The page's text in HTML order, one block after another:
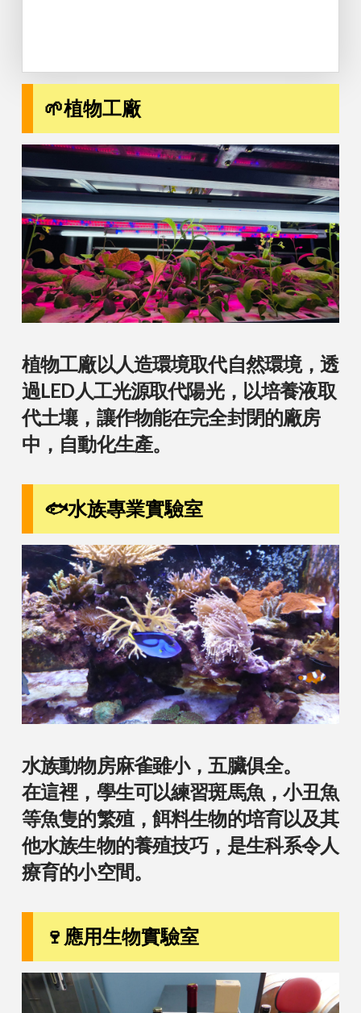
🌱植物工廠
植物工廠以人造環境取代自然環境，透
過LED人工光源取代陽光，以培養液取
代土壤，讓作物能在完全封閉的廠房
中，自動化生產。
🐟水族專業實驗室
水族動物房麻雀雖小，五臟俱全。
在這裡，學生可以練習斑馬魚，小丑魚
等魚隻的繁殖，餌料生物的培育以及其
他水族生物的養殖技巧，是生科系令人
療育的小空間。
🍷應用生物實驗室